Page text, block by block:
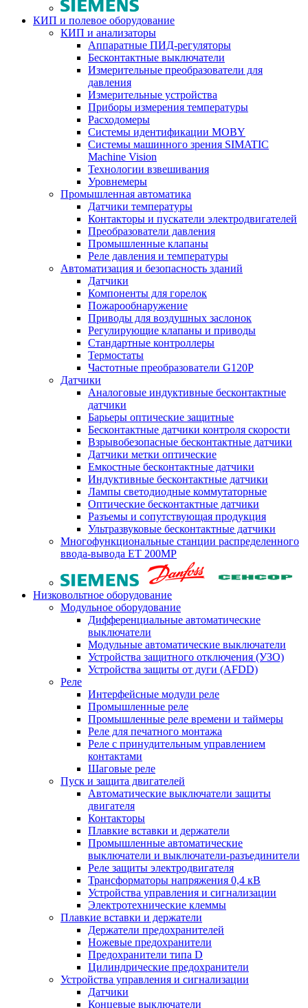
КИП и полевое оборудование
КИП и анализаторы
Аппаратные ПИД-регуляторы
Бесконтактные выключатели
Измерительные преобразователи для
давления
Измерительные устройства
Приборы измерения температуры
Расходомеры
Системы идентификации MOBY
Системы машинного зрения SIMATIC
Machine Vision
Технологии взвешивания
Уровнемеры
Промышленная автоматика
Датчики температуры
Контакторы и пускатели электродвигателей
Преобразователи давления
Промышленные клапаны
Реле давления и температуры
Автоматизация и безопасность зданий
Датчики
Компоненты для горелок
Пожарообнаружение
Приводы для воздушных заслонок
Регулирующие клапаны и приводы
Стандартные контроллеры
Термостаты
Частотные преобразователи G120P
Датчики
Аналоговые индуктивные бесконтактные
датчики
Барьеры оптические защитные
Бесконтактные датчики контроля скорости
Взрывобезопасные бесконтактные датчики
Датчики метки оптические
Емкостные бесконтактные датчики
Индуктивные бесконтактные датчики
Лампы светодиодные коммутаторные
Оптические бесконтактные датчики
Разъемы и сопутствующая продукция
Ультразвуковые бесконтактные датчики
Многофункциональные станции распределенного
ввода-вывода ET 200MP
Низковольтное оборудование
Модульное оборудование
Дифференциальные автоматические
выключатели
Модульные автоматические выключатели
Устройства защитного отключения (УЗО)
Устройства защиты от дуги (AFDD)
Реле
Интерфейсные модули реле
Промышленные реле
Промышленные реле времени и таймеры
Реле для печатного монтажа
Реле с принудительным управлением
контактами
Шаговые реле
Пуск и защита двигателей
Автоматические выключатели защиты
двигателя
Контакторы
Плавкие вставки и держатели
Промышленные автоматические
выключатели и выключатели-разъединители
Реле защиты электродвигателя
Трансформаторы напряжения 0,4 кВ
Устройства управления и сигнализации
Электротехнические клеммы
Плавкие вставки и держатели
Держатели предохранителей
Ножевые предохранители
Предохранители типа D
Цилиндрические предохранители
Устройства управления и сигнализации
Датчики
Концевые выключатели